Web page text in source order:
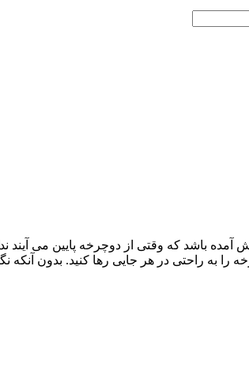
باشد که وقتی از دوچرخه پایین می آیند
به راحتی در هر جایی رها کنید. بدون آنکه